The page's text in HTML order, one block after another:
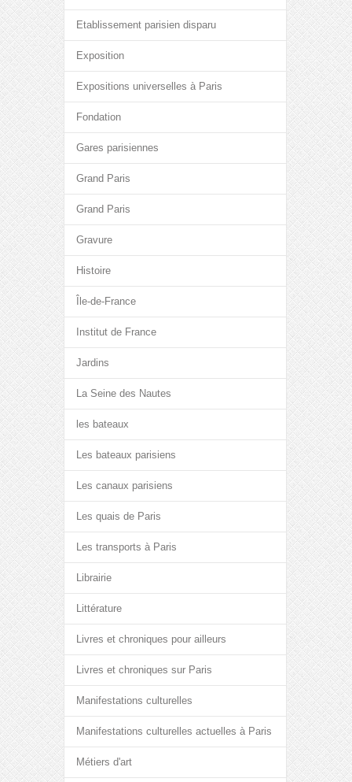
Etablissement parisien disparu
Exposition
Expositions universelles à Paris
Fondation
Gares parisiennes
Grand Paris
Grand Paris
Gravure
Histoire
Île-de-France
Institut de France
Jardins
La Seine des Nautes
les bateaux
Les bateaux parisiens
Les canaux parisiens
Les quais de Paris
Les transports à Paris
Librairie
Littérature
Livres et chroniques pour ailleurs
Livres et chroniques sur Paris
Manifestations culturelles
Manifestations culturelles actuelles à Paris
Métiers d'art